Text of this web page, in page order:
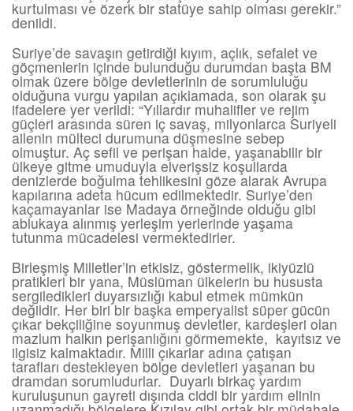
kurtulması ve özerk bir statüye sahip olması gerekir.”
denildi.
Suriye’de savaşın getirdiği kıyım, açlık, sefalet ve
göçmenlerin içinde bulunduğu durumdan başta BM
olmak üzere bölge devletlerinin de sorumluluğu
olduğuna vurgu yapılan açıklamada, son olarak şu
ifadelere yer verildi: “Yıllardır muhalifler ve rejim
güçleri arasında süren iç savaş, milyonlarca Suriyeli
ailenin mülteci durumuna düşmesine sebep
olmuştur. Aç sefil ve perişan halde, yaşanabilir bir
ülkeye gitme umuduyla elverişsiz koşullarda
denizlerde boğulma tehlikesini göze alarak Avrupa
kapılarına adeta hücum edilmektedir. Suriye’den
kaçamayanlar ise Madaya örneğinde olduğu gibi
ablukaya alınmış yerleşim yerlerinde yaşama
tutunma mücadelesi vermektedirler.
Birleşmiş Milletler’in etkisiz, göstermelik, ikiyüzlü
pratikleri bir yana, Müslüman ülkelerin bu hususta
sergiledikleri duyarsızlığı kabul etmek mümkün
değildir. Her biri bir başka emperyalist süper gücün
çıkar bekçiliğine soyunmuş devletler, kardeşleri olan
mazlum halkın perişanlığını görmemekte, kayıtsız ve
ilgisiz kalmaktadır. Milli çıkarlar adına çatışan
tarafları destekleyen bölge devletleri yaşanan bu
dramdan sorumludurlar. Duyarlı birkaç yardım
kuruluşunun gayreti dışında ciddi bir yardım elinin